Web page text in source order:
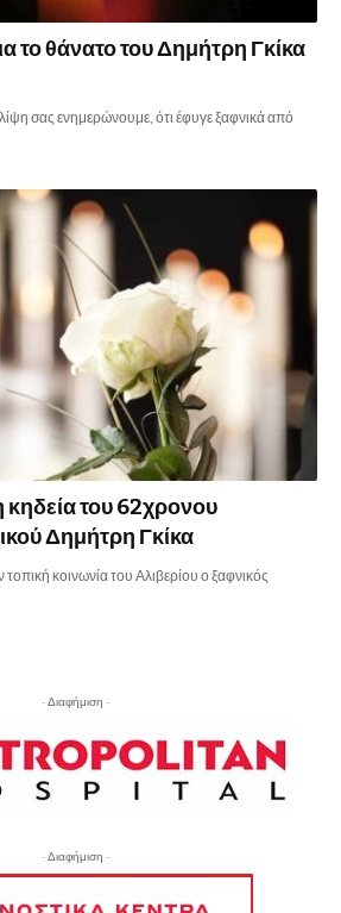
το θάνατο του Δημήτρη Γκίκα
σας ενημερώνουμε, ότι έφυγε ξαφνικά από
του 62χρονου
Δημήτρη Γκίκα
κοινωνία του Αλιβερίου ο ξαφνικός
- Διαφήμιση -
- Διαφήμιση -